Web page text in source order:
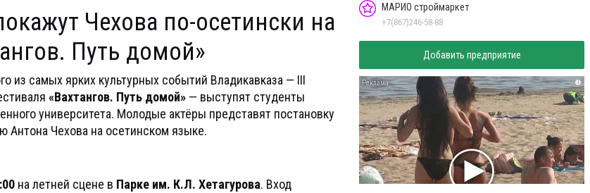
Чехова по-осетински на
Путь домой»
из самых ярких культурных событий Владикавказа — III
«Вахтангов. Путь домой» — выступят студенты
университета. Молодые актёры представят постановку
Антона Чехова на осетинском языке.
на летней сцене в Парке им. К.Л. Хетагурова. Вход
МАРИО строймаркет
+7(867)246-58-88
Добавить предприятие
i